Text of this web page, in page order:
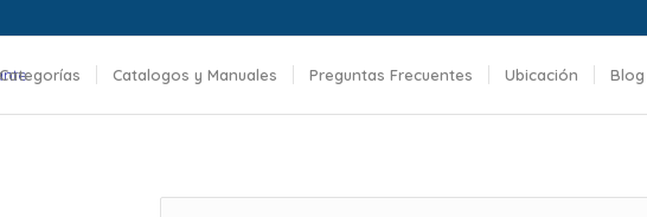
Categorías Catalogos y Manuales Preguntas Frecuentes Ubicación Blog